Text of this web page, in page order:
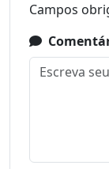
Campos